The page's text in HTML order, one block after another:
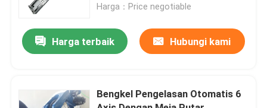
Berita
Permintaan Penawaran
Harga：Price negotiable
Harga terbaik Hubungi kami
Bengkel Pengelasan Otomatis 6